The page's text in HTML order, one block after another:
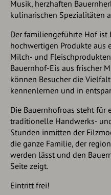
Musik, herzhaften
kulinarischen Spezialitäten
Der familiengeführte Hof ist
hochwertigen Produkte aus
Milch- und
Bauernhof-Eis aus frischer
können Besucher die
kennenlernen und in
Die Bauernhofroas steht für
traditionelle Handwerks-
Stunden inmitten der
die ganze Familie, der
werden lässt und den
Seite zeigt.
Eintritt frei!